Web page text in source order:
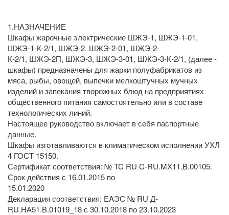
1.НАЗНАЧЕНИЕ
Шкафы жарочные электрические ШЖЭ-1, ШЖЭ-1-01,
ШЖЭ-1-К-2/1, ШЖЭ-2, ШЖЭ-2-01, ШЖЭ-2-
К-2/1, ШЖЭ-2П, ШЖЭ-3, ШЖЭ-3-01, ШЖЭ-3-К-2/1, (далее -
шкафы) предназначены для жарки полуфабрикатов из
мяса, рыбы, овощей, выпечки мелкоштучных мучных
изделий и запекания творожных блюд на предприятиях
общественного питания самостоятельно или в составе
технологических линий.
Настоящее руководство включает в себя паспортные
данные.
Шкафы изготавливаются в климатическом исполнении УХЛ
4 ГОСТ 15150.
Сертификат соответствия: № TC RU C-RU.MХ11.B.00105.
Срок действия с 16.01.2015 по
15.01.2020
Декларация соответствия: EAЭС № RU Д-
RU.НА51.В.01019_18 с 30.10.2018 по 23.10.2023